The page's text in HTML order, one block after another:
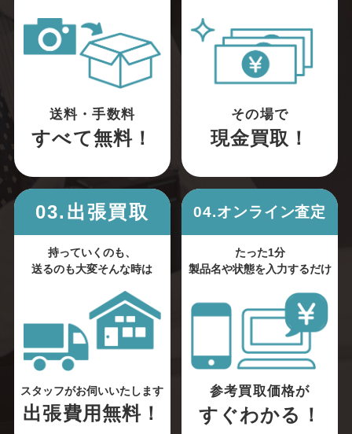
送料・手数料
すべて無料！
その場で
現金買取！
03.出張買取
持っていくのも、
送るのも大変そんな時は
スタッフがお伺いいたします
出張費用無料！
04.オンライン査定
たった1分
製品名や状態を入力するだけ
参考買取価格が
すぐわかる！